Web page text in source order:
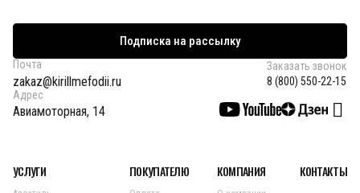
Подписка на рассылку
Почта
zakaz@kirillmefodii.ru
Заказать звонок
8 (800) 550-22-15
Адрес
Авиамоторная, 14
УСЛУГИ ПОКУПАТЕЛЮ КОМПАНИЯ КОНТАКТЫ